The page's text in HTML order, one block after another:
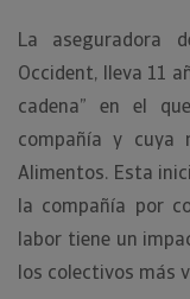
La aseguradora
Occident, lleva 11
cadena” en el
compañía y cuya
Alimentos. Esta
la compañía por
labor tiene un
los colectivos más